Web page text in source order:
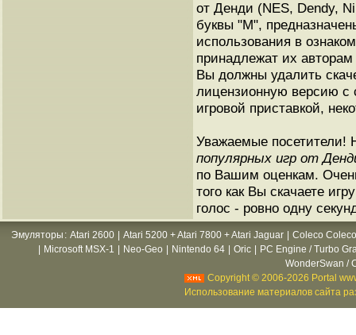
от Денди (NES, Dendy,
буквы "M",
использования в
принадлежат их
Вы должны удалить
лицензионную версию с
игровой приставкой,
Уважаемые посетители!
популярных игр от
по Вашим оценкам.
того как Вы скачаете
голос - ровно одну
Эмуляторы : Atari 2600 Atari 5200 + Atari 7800 + Atari Jaguar
Coleco
Microsoft MSX-1 Neo-Geo Nintendo 64 Oric
PC Engine / Turbo
WonderSwan /
Copyright © 2006-2026 Portal
Использование материалов сайта